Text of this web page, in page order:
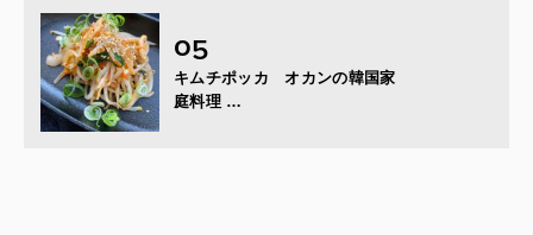
キムチポッカ オカンの韓国家
庭料理 …